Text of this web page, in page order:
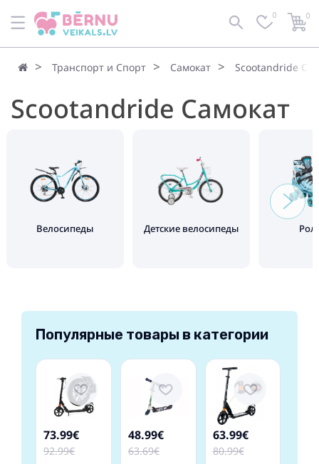
0 0
Транспорт и Спорт Самокат Scootandride
Scootandride Самокат
Велосипеды Детские велосипеды
Популярные товары в категории
73.99€
92.99€
48.99€
63.69€
63.99€
80.99€